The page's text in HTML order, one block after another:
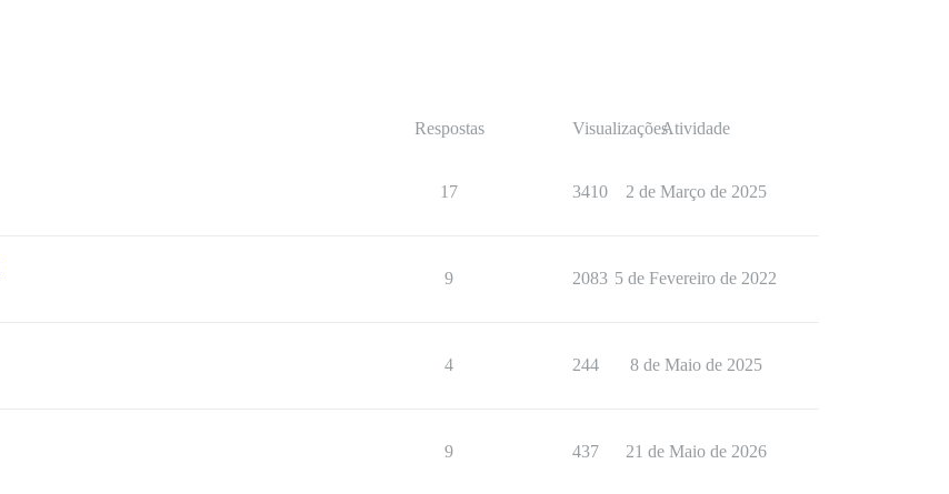
Respostas VisualizaçõesAtividade
17 3410 2 de Março de 2025
9 2083 5 de Fevereiro de 2022
4 244 8 de Maio de 2025
9 437 21 de Maio de 2026